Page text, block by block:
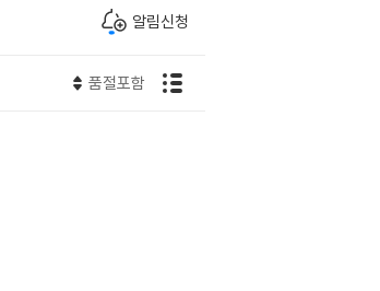
알림신청
품절포함